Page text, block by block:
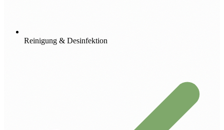
Reinigung & Desinfektion